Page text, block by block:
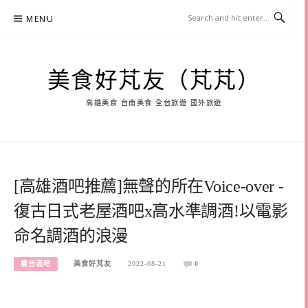
MENU
美食好芃友（芃芃）
高雄美食 台南美食 全台旅遊 國外旅遊
[高雄酒吧推薦]無聲的所在Voice-over -
復古日式老屋酒吧x高水準調酒!以電影
命名調酒的浪漫
複合酒吧 美食好芃友 2022-08-21 0